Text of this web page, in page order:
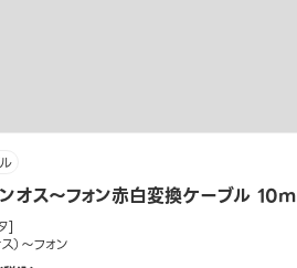
ンオス～フォン赤白変換ケーブル 10m
]
）～フォン